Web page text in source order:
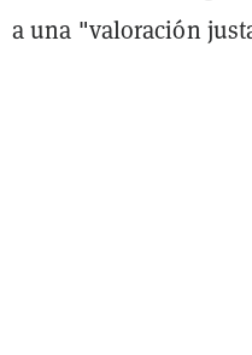
a una "valoración